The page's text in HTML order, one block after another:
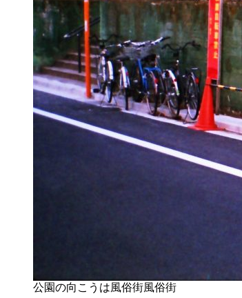
公園の向こうは風俗街風俗街